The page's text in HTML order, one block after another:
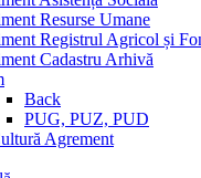
Resurse Umane
Registrul Agricol și
Cadastru Arhivă
Back
PUG, PUZ, PUD
Agrement